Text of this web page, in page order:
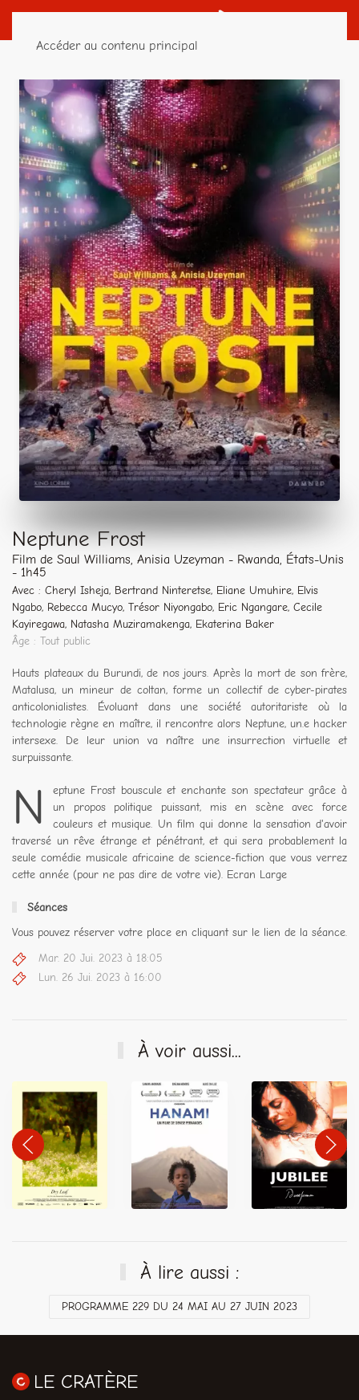
Accéder au contenu principal
Neptune Frost
Film de Saul Williams, Anisia Uzeyman - Rwanda, États-Unis
- 1h45
Avec : Cheryl Isheja, Bertrand Ninteretse, Eliane Umuhire, Elvis
Ngabo, Rebecca Mucyo, Trésor Niyongabo, Eric Ngangare, Cecile
Kayiregawa, Natasha Muziramakenga, Ekaterina Baker
Âge : Tout public
Hauts plateaux du Burundi, de nos jours. Après la mort de son frère,
Matalusa, un mineur de coltan, forme un collectif de cyber-pirates
anticolonialistes. Évoluant dans une société autoritariste où la
technologie règne en maître, il rencontre alors Neptune, un.e hacker
intersexe. De leur union va naître une insurrection virtuelle et
surpuissante.
N
eptune Frost bouscule et enchante son spectateur grâce à
un propos politique puissant, mis en scène avec force
couleurs et musique. Un film qui donne la sensation d'avoir
traversé un rêve étrange et pénétrant, et qui sera probablement la
seule comédie musicale africaine de science-fiction que vous verrez
cette année (pour ne pas dire de votre vie). Ecran Large
Séances
Vous pouvez réserver votre place en cliquant sur le lien de la séance.
Mar. 20 Jui. 2023 à 18:05
Lun. 26 Jui. 2023 à 16:00
À voir aussi...
À lire aussi :
PROGRAMME 229 DU 24 MAI AU 27 JUIN 2023
LE CRATÈRE